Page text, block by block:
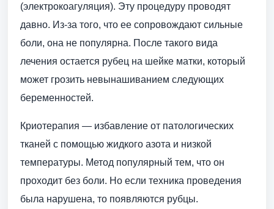
(электрокоагуляция). Эту процедуру проводят
давно. Из-за того, что ее сопровождают сильные
боли, она не популярна. После такого вида
лечения остается рубец на шейке матки, который
может грозить невынашиванием следующих
беременностей.
Криотерапия — избавление от патологических
тканей с помощью жидкого азота и низкой
температуры. Метод популярный тем, что он
проходит без боли. Но если техника проведения
была нарушена, то появляются рубцы.